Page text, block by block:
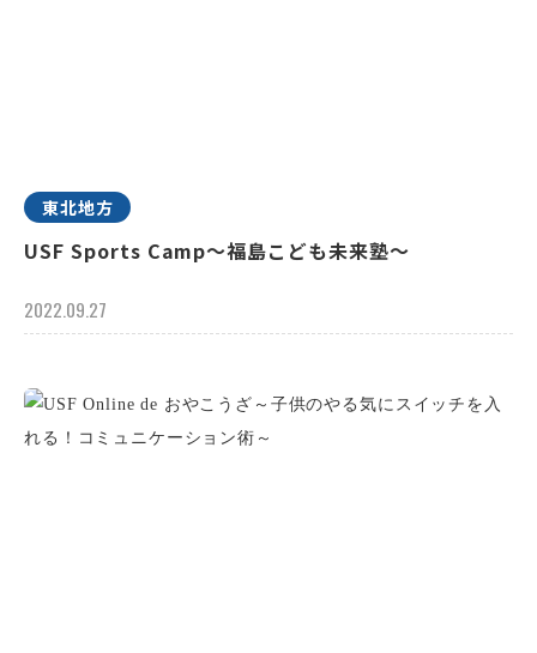
東北地方
USF Sports Camp～福島こども未来塾～
2022.09.27